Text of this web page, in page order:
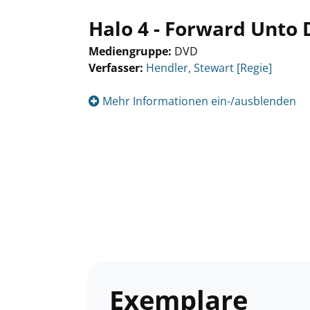
Halo 4 - Forward Unto
Mediengruppe: DVD
Verfasser: Suche nach diesem Verfasser
Hendler, Stewart [Regie]
Mehr Informationen ein-/ausblenden
Exemplare